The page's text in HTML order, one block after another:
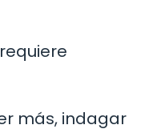
más, indagar